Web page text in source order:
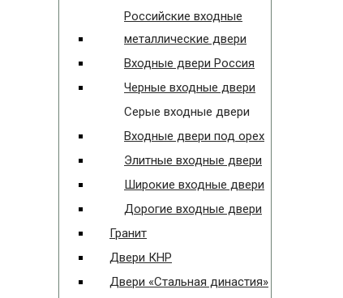
Российские входные
металлические двери
Входные двери Россия
Черные входные двери
Серые входные двери
Входные двери под орех
Элитные входные двери
Широкие входные двери
Дорогие входные двери
Гранит
Двери КНР
Двери «Стальная династия»